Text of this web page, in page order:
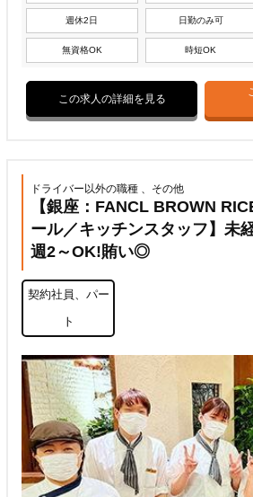
週休2日 日勤のみ可
無資格OK 時短OK
この求人の詳細を見る
ドライバー以外の職種 、その他
【銀座：FANCL BROWN
ール／キッチンスタッフ】未
週2～OK!賄い◎
契約社員、パー
ト